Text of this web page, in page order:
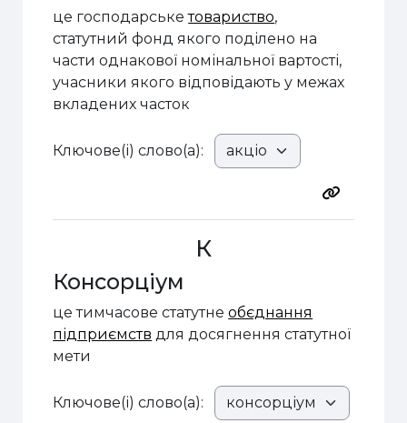
це господарськетовариство,
статутний фонд якого поділено на
части однакової номінальної вартості,
учасники якого відповідають у межах
вкладених часток
Ключове(і) слово(а):
К
Консорціум
це тимчасове статутнеобєднання
підприємств для досягнення статутної
мети
Ключове(і) слово(а):